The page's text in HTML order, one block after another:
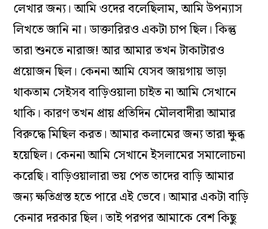
লেখারজন্য। আমিওদেরবলেছিলাম, আমিউপন্যাস
লিখতেজানিনা। ডাক্তারিরও একটাচাপছিল। কিন্তু
তারাশুনতেনারাজ! আরআমারতখনটাকাটারও
প্রয়োজনছিল। কেননাআমিযেসবজায়গায়ভাড়া
থাকতামসেইসববাড়িওয়ালাচাইতনাআমিসেখানে
থাকি। কারণতখনপ্রায়প্রতিদিনমৌলবাদীরাআমার
বিরুদ্ধেমিছিলকরত। আমারকলামেরজন্যতারাক্ষুব্ধ
হয়েছিল। কেননাআমিসেখানেইসলামেরসমালোচনা
করেছি। বাড়িওয়ালারাভয়পেততাদেরবাড়িআমার
জন্যক্ষতিগ্রস্তহতেপারেএইভেবে। আমারএকটাবাড়ি
কেনারদরকারছিল। তাইপরপরআমাকেবেশকিছু